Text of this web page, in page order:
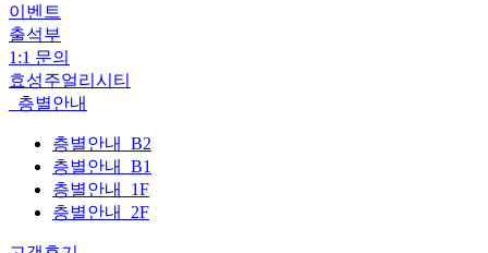
이벤트
출석부
1:1 문의
효성주얼리시티
층별안내
층별안내_B2
층별안내_B1
층별안내_1F
층별안내_2F